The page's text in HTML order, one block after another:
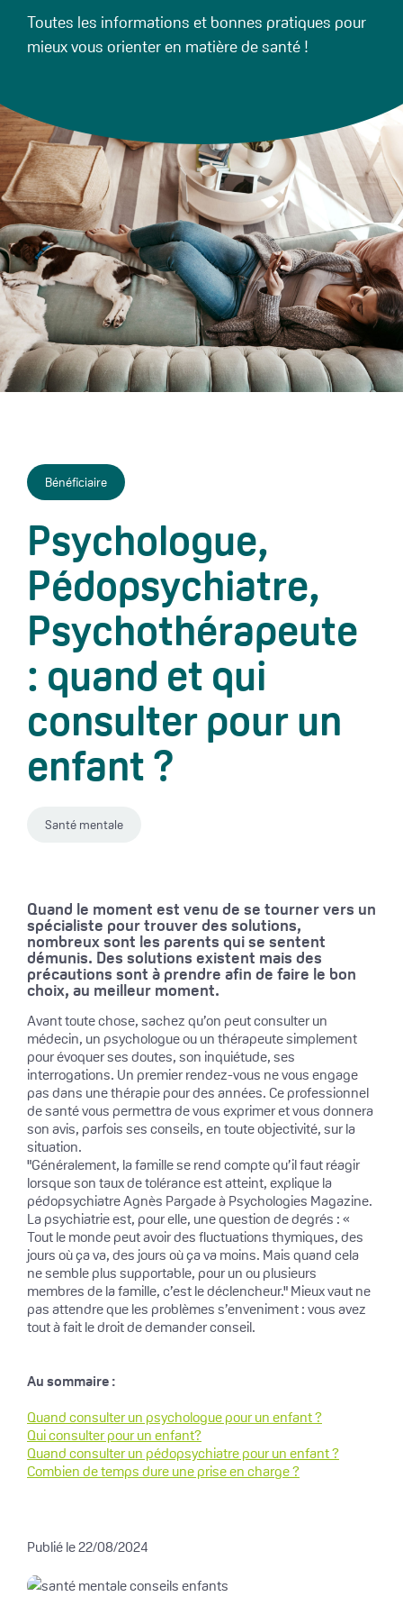
Toutes les informations et bonnes pratiques pour
mieux vous orienter en matière de santé !
Bénéficiaire
Psychologue,
Pédopsychiatre,
Psychothérapeute
: quand et qui
consulter pour un
enfant ?
Santé mentale
Quand le moment est venu de se tourner vers un
spécialiste pour trouver des solutions,
nombreux sont les parents qui se sentent
démunis. Des solutions existent mais des
précautions sont à prendre afin de faire le bon
choix, au meilleur moment.
Avant toute chose, sachez qu’on peut consulter un
médecin, un psychologue ou un thérapeute simplement
pour évoquer ses doutes, son inquiétude, ses
interrogations. Un premier rendez-vous ne vous engage
pas dans une thérapie pour des années. Ce professionnel
de santé vous permettra de vous exprimer et vous donnera
son avis, parfois ses conseils, en toute objectivité, sur la
situation.
"Généralement, la famille se rend compte qu’il faut réagir
lorsque son taux de tolérance est atteint, explique la
pédopsychiatre Agnès Pargade à Psychologies Magazine.
La psychiatrie est, pour elle, une question de degrés : «
Tout le monde peut avoir des fluctuations thymiques, des
jours où ça va, des jours où ça va moins. Mais quand cela
ne semble plus supportable, pour un ou plusieurs
membres de la famille, c’est le déclencheur." Mieux vaut ne
pas attendre que les problèmes s’enveniment : vous avez
tout à fait le droit de demander conseil.
Au sommaire :
Quand consulter un psychologue pour un enfant ?
Qui consulter pour un enfant?
Quand consulter un pédopsychiatre pour un enfant ?
Combien de temps dure une prise en charge ?
Publié le 22/08/2024